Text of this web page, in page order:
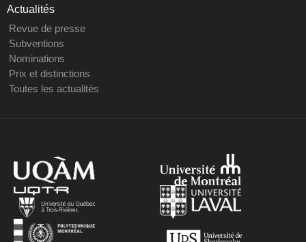
Actualités
Revue de presse
Subventions
Nominations
Prix et distinctions
Toutes les actualités